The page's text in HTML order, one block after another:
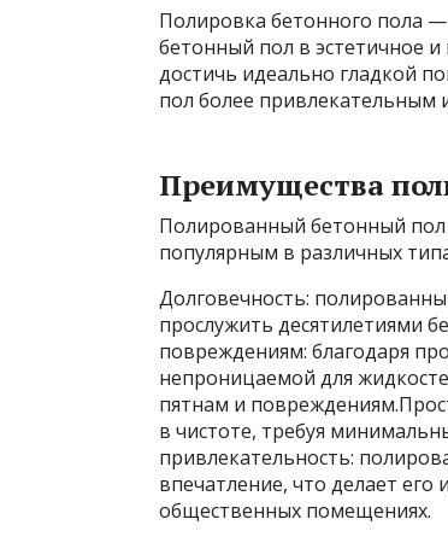
Полировка бетонного пола
бетонный пол в эстетичное
достичь идеально гладкой
пол более привлекательным
Преимущества
Полированный бетонный
популярным в различных
Долговечность:
прослужить десятилетиями
повреждениям: благодаря
непроницаемой для
пятнам и
в чистоте, требуя
привлекательность:
впечатление, что делает
общественных помещениях.